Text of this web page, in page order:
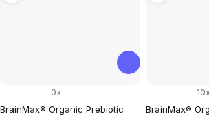
BrainMax® Organic Prebiotic
0x
BrainMax®